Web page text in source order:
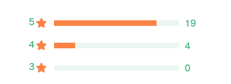
は、獣医師に相談してください。
GS-441524は他の薬と一緒に使用
できますか？
はい、GS-441524は抗ウイルス治
5 19
4 4
3 0